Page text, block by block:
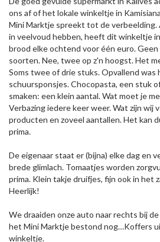
ons af of het lokale winkeltje in
Mini Marktje spreekt tot de verbeelding.
in veelvoud hebben, heeft dit winkeltje
brood elke ochtend voor één euro.
soorten. Nee, twee op z'n hoogst. Het
Soms twee of drie stuks. Opvallend was
schuursponsjes. Chocopasta, een stuk
smaken: een klein aantal. Wat moet je
Verbazing iedere keer weer. Wat zijn wij
producten en zoveel aantallen. Het kan
prima.
De eigenaar staat er (bijna) elke dag en
brede glimlach. Tomaatjes worden
prima. Klein takje druifjes, fijn ook in het
Heerlijk!
We draaiden onze auto naar rechts bij
het Mini Marktje bestond nog…Koffers
winkeltje.